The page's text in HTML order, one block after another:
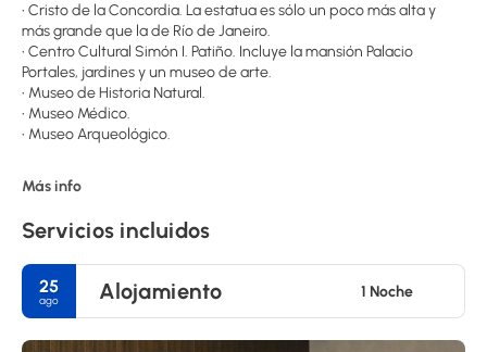
• Cristo de la Concordia. La estatua es sólo un poco más alta y
más grande que la de Río de Janeiro.
• Centro Cultural Simón I. Patiño. Incluye la mansión Palacio
Portales, jardines y un museo de arte.
• Museo de Historia Natural.
• Museo Médico.
• Museo Arqueológico.
Más info
Servicios incluidos
25
ago Alojamiento 1 Noche